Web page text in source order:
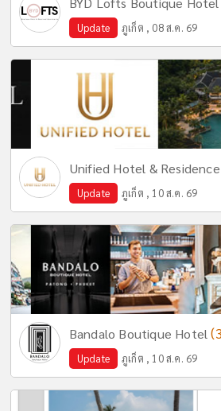
Update ภูเก็ต , 08 ส.ค. 69
Unified Hotel & Residence
Update ภูเก็ต , 10 ส.ค. 69
Bandalo Boutique Hotel
Update ภูเก็ต , 10 ส.ค. 69